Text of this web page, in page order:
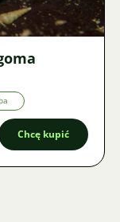
Chcę kupić